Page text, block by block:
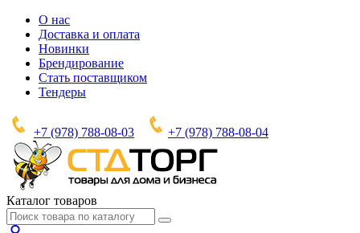
О нас
Доставка и оплата
Новинки
Брендирование
Стать поставщиком
Тендеры
+7 (978) 788-08-03 +7 (978) 788-08-04
Каталог товаров